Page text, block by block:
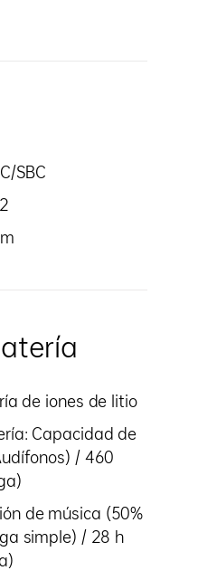
SBC
de iones de litio
Capacidad de
/ 460
de música (50%
simple) / 28 h